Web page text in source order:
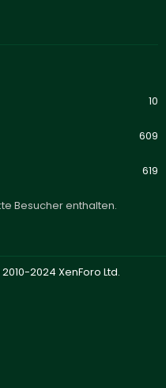
10
609
619
Besucher enthalten.
2024 XenForo Ltd.